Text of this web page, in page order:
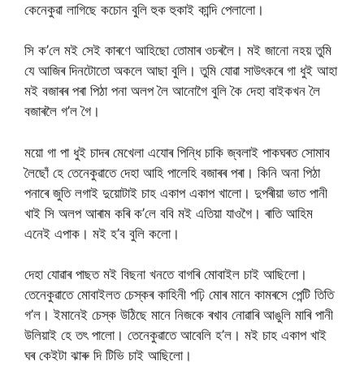
কেনেকুৱা লাগিছে কচোন বুলি হুক হুকাই কান্দি পেলালো।
সি ক’লে মই সেই কাৰণে আহিছো তোমাৰ ওচৰলৈ। মই জানো নহয় তুমি
যে আজিৰ দিনটোতো অকলে আছা বুলি। তুমি যোৱা সাউৎকৰে গা ধুই আহা
মই বজাৰৰ পৰা পিঠা পনা অলপ লৈ আনোগৈ বুলি কৈ দেহা বাইকখন লৈ
বজাৰলৈ গ’ল গৈ।
ময়ো গা পা ধুই চাদৰ মেখেলা এযোৰ পিন্ধি চাকি জ্বলাই পাকঘৰত সোমাব
লৈছোঁ হে তেনেকুৱাতে দেহা আহি পালেহি বজাৰৰ পৰা। কিনি অনা পিঠা
পনাৰে জুতি লগাই দুয়োটাই চাহ একাপ একাপ খালো। দুপৰীয়া ভাত পানী
খাই সি অলপ আৰাম কৰি ক’লে ববি মই এতিয়া যাওগৈ। ৰাতি আহিম
এনেই এপাক। মই হ’ব বুলি কলো।
দেহা যোৱাৰ পাছত মই বিছনা খনতে বাগৰি মোবাইল চাই আছিলো।
তেনেকুৱাতে মোবাইলত চেস্কৰ কাহিনী পঢ়ি মোৰ মানে কামৰসে পেন্টি তিতি
গ’ল। ইমানেই চেস্ক উঠিছে মানে নিজকে ৰখাব নোৱাৰি আঙুলি মাৰি পানী
উলিয়াই হে তৎ পালো। তেনেকুৱাতে আবেলি হ’ল। মই চাহ একাপ খাই
ঘৰ কেইটা ঝাৰু দি টিভি চাই আছিলো।